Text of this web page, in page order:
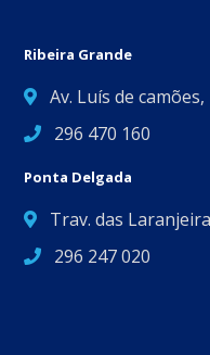
Ribeira Grande
Av. Luís de
296 470 160
Ponta Delgada
Trav. das
296 247 020